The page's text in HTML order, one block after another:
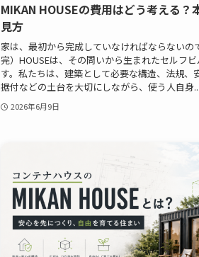
MIKAN HOUSEの費用はどう考える？
見方
家は、最初から完成していなければならないの
完）HOUSEは、その問いから生まれたセルフ
す。私たちは、建築として必要な構造、法規、
据付などの土台を大切にしながら、使う人自身...
2026年6月9日